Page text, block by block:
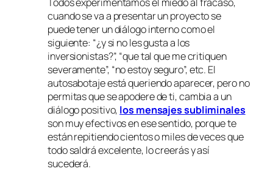
cuando se va a presentar un proyecto se
puede tener un diálogo interno como el
siguiente: “¿y si no les gusta a los
inversionistas?”, “que tal que me critiquen
severamente”, “no estoy seguro”, etc. El
autosabotaje está queriendo aparecer, pero no
permitas que se apodere de ti, cambia a un
diálogo positivo, los mensajes subliminales
son muy efectivos en ese sentido, porque te
están repitiendo cientos o miles de veces que
todo saldrá excelente, lo creerás y así
sucederá.